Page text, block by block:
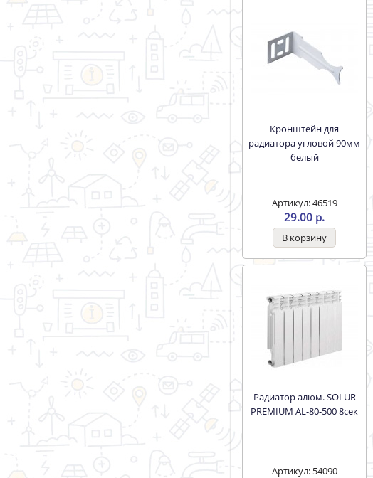
Кронштейн для
радиатора угловой 90мм
белый
Артикул: 46519
29.00 р.
Радиатор алюм. SOLUR
PREMIUM AL-80-500 8сек
Артикул: 54090